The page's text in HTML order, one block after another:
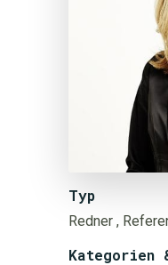
Typ
Redner ,
Kategorien